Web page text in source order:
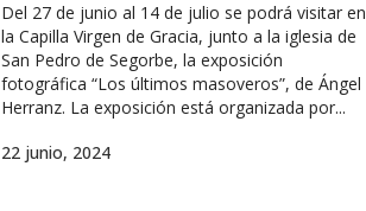
Del 27 de junio al 14 de julio se podrá visitar en
la Capilla Virgen de Gracia, junto a la iglesia de
San Pedro de Segorbe, la exposición
fotográfica “Los últimos masoveros”, de Ángel
Herranz. La exposición está organizada por...
22 junio, 2024